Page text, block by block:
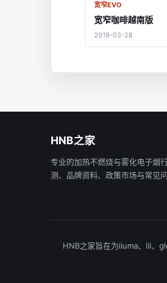
宽窄EVO
宽窄咖啡越南版
2019-03-28
HNB之家
专业的加热不燃烧与雾化电子烟
测、品牌资料、政策市场与常见问
HNB之家旨在为iluma、lil、